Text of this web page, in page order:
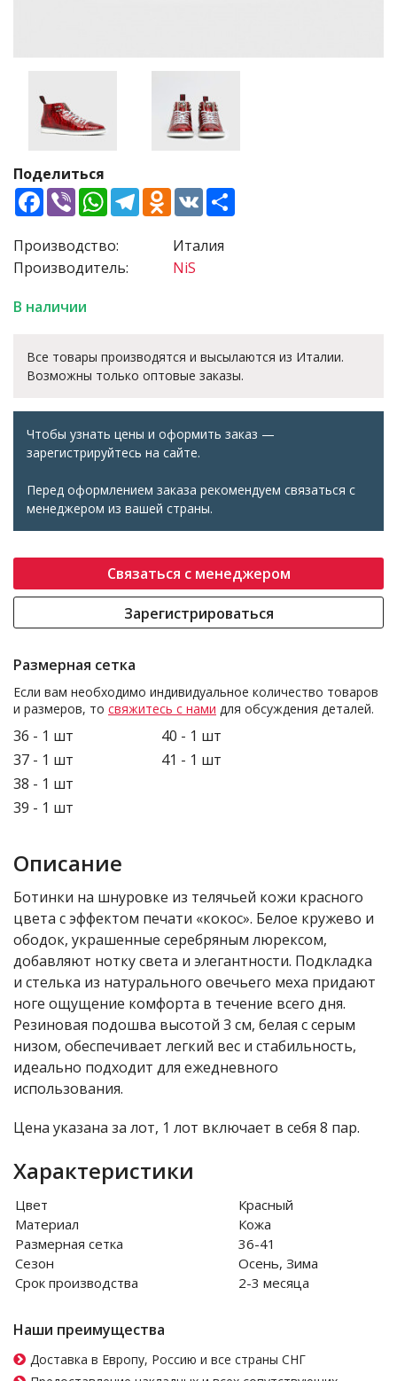
Поделиться
Facebook
ViberWhatsApp
TelegramOdnoklassniki
VK
Производство:
Производитель:
Италия
NiS
В наличии
Все товары производятся и высылаются из Италии.
Возможны только оптовые заказы.
Чтобы узнать цены и оформить заказ —
зарегистрируйтесь на сайте.
Перед оформлением заказа рекомендуем связаться с
менеджером из вашей страны.
Связаться с менеджером
Зарегистрироваться
Размерная сетка
Если вам необходимо индивидуальное количество товаров
и размеров, то свяжитесь с нами для обсуждения деталей.
36 - 1 шт
37 - 1 шт
38 - 1 шт
39 - 1 шт
40 - 1 шт
41 - 1 шт
Описание
Ботинки на шнуровке из телячьей кожи красного
цвета с эффектом печати «кокос». Белое кружево и
ободок, украшенные серебряным люрексом,
добавляют нотку света и элегантности. Подкладка
и стелька из натурального овечьего меха придают
ноге ощущение комфорта в течение всего дня.
Резиновая подошва высотой 3 см, белая с серым
низом, обеспечивает легкий вес и стабильность,
идеально подходит для ежедневного
использования.
Цена указана за лот, 1 лот включает в себя 8 пар.
Характеристики
Цвет
Красный
Материал
Кожа
Размерная сетка
36-41
Сезон
Осень, Зима
Срок производства
2-3 месяца
Наши преимущества
Доставка в Европу, Россию и все страны СНГ